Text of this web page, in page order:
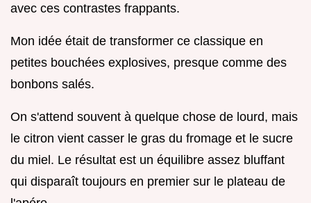
avec ces contrastes frappants.
Mon idée était de transformer ce classique en
petites bouchées explosives, presque comme des
bonbons salés.
On s'attend souvent à quelque chose de lourd, mais
le citron vient casser le gras du fromage et le sucre
du miel. Le résultat est un équilibre assez bluffant
qui disparaît toujours en premier sur le plateau de